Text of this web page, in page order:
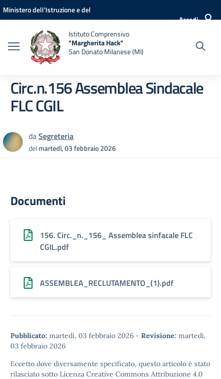
Vai ai contenuti
Vai al menu di navigazione
Vai al footer
Ministero dell'Istruzione e del
Accedi
Istituto Comprensivo
"Margherita Hack"
San Donato Milanese (MI)
Circ.n.156 Assemblea Sindacale
FLC CGIL
daSegreteria
delmartedì, 03 febbraio 2026
Documenti
156. Circ._n._156_ Assemblea sinfacale FLC
CGIL.pdf
ASSEMBLEA_RECLUTAMENTO_(1).pdf
Pubblicato: martedì, 03 febbraio 2026 - Revisione: martedì,
03 febbraio 2026
Eccetto dove diversamente specificato, questo articolo è stato
rilasciato sotto Licenza Creative Commons Attribuzione 4.0